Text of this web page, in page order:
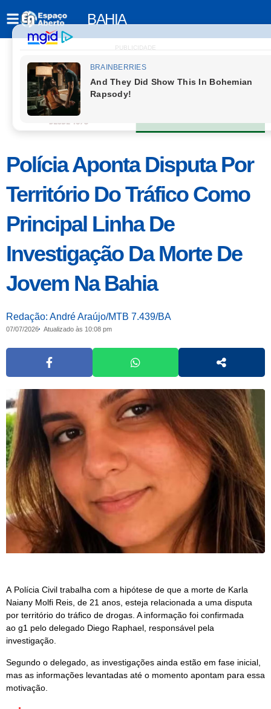
BAHIA
PUBLICIDADE
Polícia Aponta Disputa Por
Território Do Tráfico Como
Principal Linha De
Investigação Da Morte De
Jovem Na Bahia
Redação: André Araújo/MTB 7.439/BA
07/07/2026 Atualizado às 10:08 pm
A Polícia Civil trabalha com a hipótese de que a morte de Karla
Naiany Molfi Reis, de 21 anos, esteja relacionada a uma disputa
por território do tráfico de drogas. A informação foi confirmada
ao g1 pelo delegado Diego Raphael, responsável pela
investigação.
Segundo o delegado, as investigações ainda estão em fase inicial,
mas as informações levantadas até o momento apontam para essa
motivação.